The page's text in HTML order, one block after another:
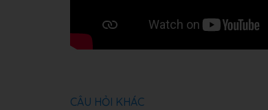
CÂU HỎI KHÁC